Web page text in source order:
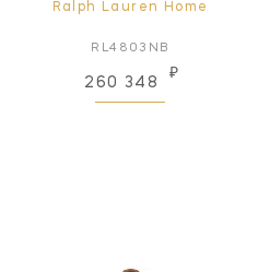
Ralph Lauren Home
RL4803NB
260 348
₽